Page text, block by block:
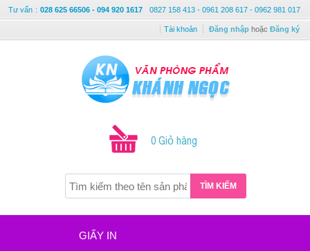
Tư vấn : 028 625 66506 - 094 920 1617 0827 158 413 - 0961 208 617 - 0962 981 017
Tài khoản Đăng nhập hoặc Đăng ký
0 Giỏ hàng
TÌM KIẾM
GIẤY IN